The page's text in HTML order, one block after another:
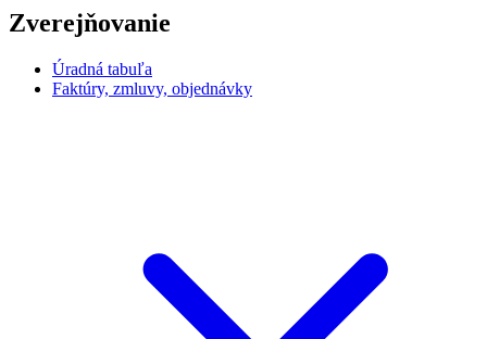
Zverejňovanie
Úradná tabuľa
Faktúry, zmluvy, objednávky